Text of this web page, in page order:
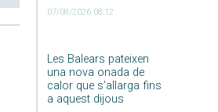
07/08/2026 08:12
Les Balears pateixen
una nova onada de
calor que s’allarga fins
a aquest dijous